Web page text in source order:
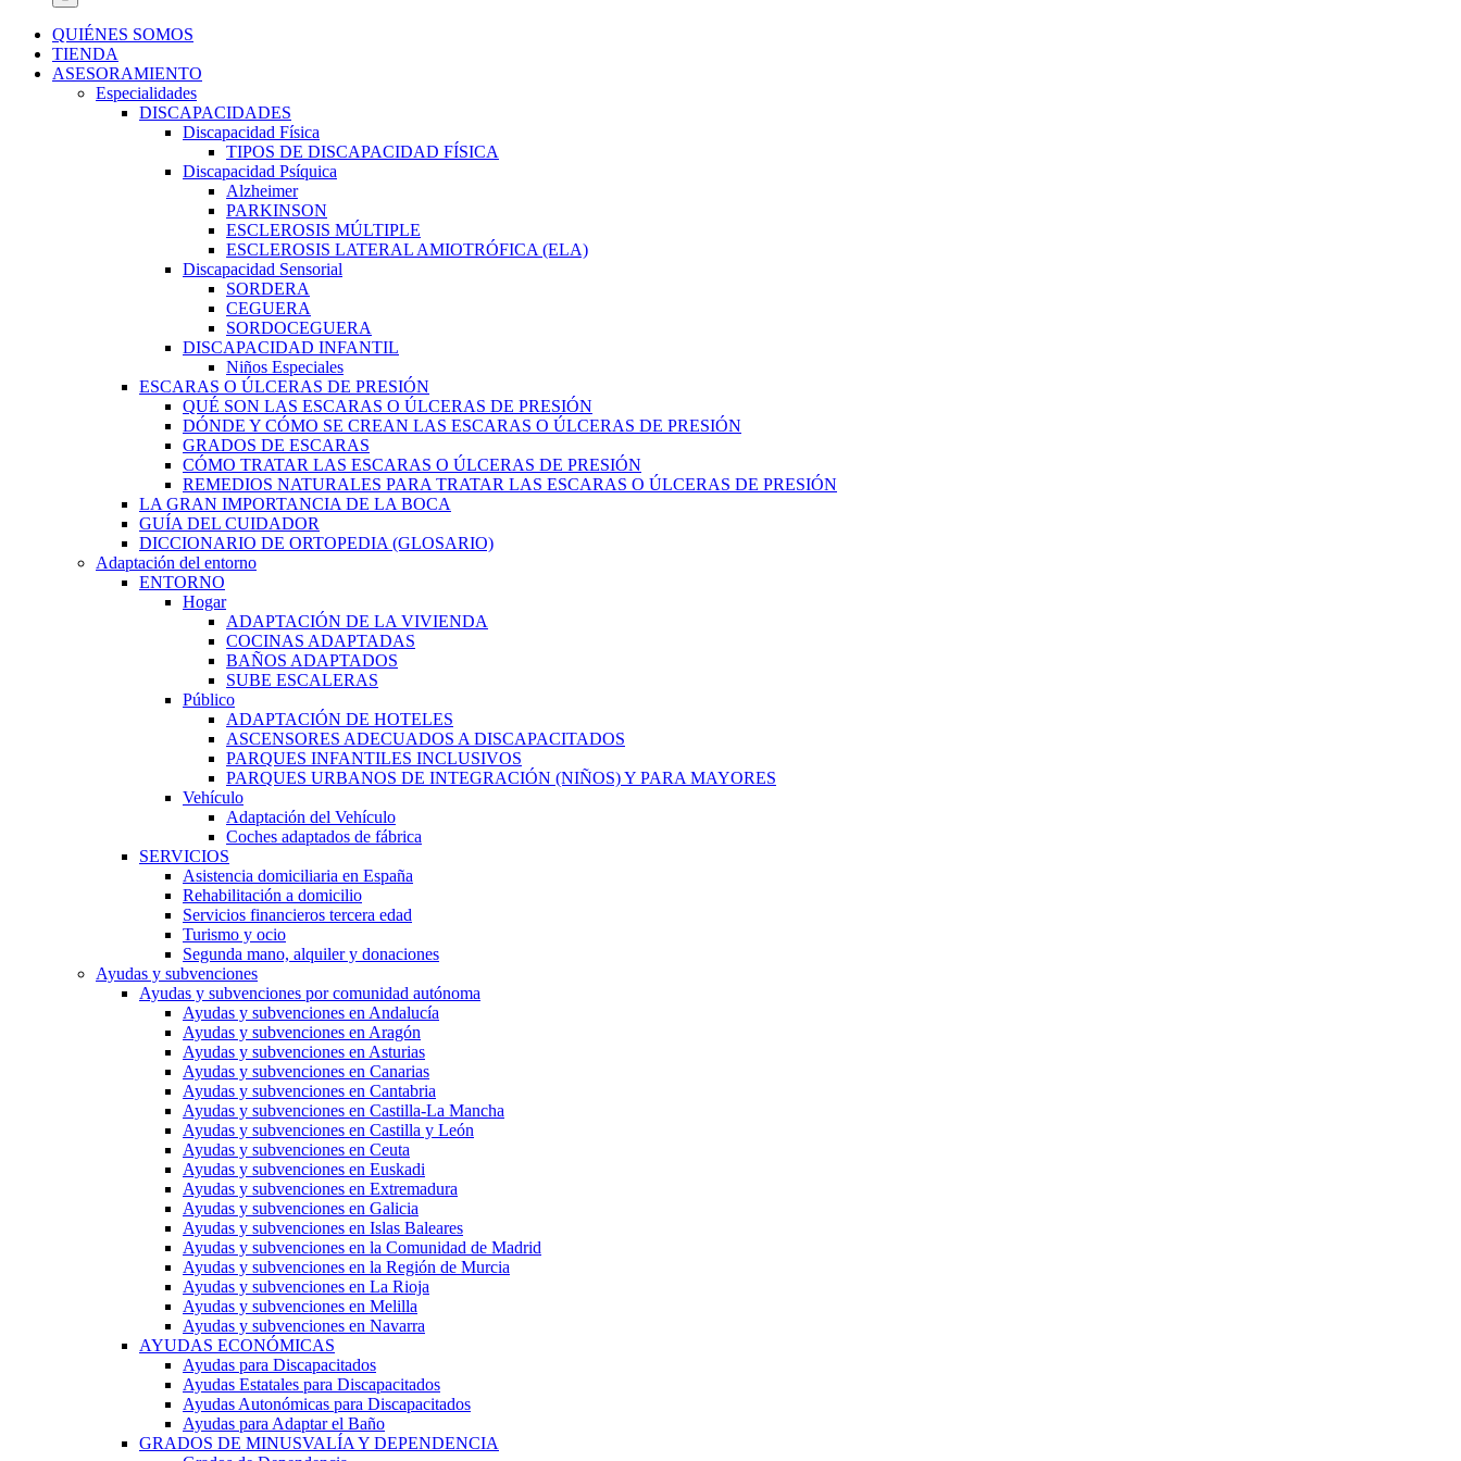
QUIÉNES SOMOS
TIENDA
ASESORAMIENTO
Especialidades
DISCAPACIDADES
Discapacidad Física
TIPOS DE DISCAPACIDAD FÍSICA
Discapacidad Psíquica
Alzheimer
PARKINSON
ESCLEROSIS MÚLTIPLE
ESCLEROSIS LATERAL AMIOTRÓFICA (ELA)
Discapacidad Sensorial
SORDERA
CEGUERA
SORDOCEGUERA
DISCAPACIDAD INFANTIL
Niños Especiales
ESCARAS O ÚLCERAS DE PRESIÓN
QUÉ SON LAS ESCARAS O ÚLCERAS DE PRESIÓN
DÓNDE Y CÓMO SE CREAN LAS ESCARAS O ÚLCERAS DE PRESIÓN
GRADOS DE ESCARAS
CÓMO TRATAR LAS ESCARAS O ÚLCERAS DE PRESIÓN
REMEDIOS NATURALES PARA TRATAR LAS ESCARAS O ÚLCERAS DE PRESIÓN
LA GRAN IMPORTANCIA DE LA BOCA
GUÍA DEL CUIDADOR
DICCIONARIO DE ORTOPEDIA (GLOSARIO)
Adaptación del entorno
ENTORNO
Hogar
ADAPTACIÓN DE LA VIVIENDA
COCINAS ADAPTADAS
BAÑOS ADAPTADOS
SUBE ESCALERAS
Público
ADAPTACIÓN DE HOTELES
ASCENSORES ADECUADOS A DISCAPACITADOS
PARQUES INFANTILES INCLUSIVOS
PARQUES URBANOS DE INTEGRACIÓN (NIÑOS) Y PARA MAYORES
Vehículo
Adaptación del Vehículo
Coches adaptados de fábrica
SERVICIOS
Asistencia domiciliaria en España
Rehabilitación a domicilio
Servicios financieros tercera edad
Turismo y ocio
Segunda mano, alquiler y donaciones
Ayudas y subvenciones
Ayudas y subvenciones por comunidad autónoma
Ayudas y subvenciones en Andalucía
Ayudas y subvenciones en Aragón
Ayudas y subvenciones en Asturias
Ayudas y subvenciones en Canarias
Ayudas y subvenciones en Cantabria
Ayudas y subvenciones en Castilla-La Mancha
Ayudas y subvenciones en Castilla y León
Ayudas y subvenciones en Ceuta
Ayudas y subvenciones en Euskadi
Ayudas y subvenciones en Extremadura
Ayudas y subvenciones en Galicia
Ayudas y subvenciones en Islas Baleares
Ayudas y subvenciones en la Comunidad de Madrid
Ayudas y subvenciones en la Región de Murcia
Ayudas y subvenciones en La Rioja
Ayudas y subvenciones en Melilla
Ayudas y subvenciones en Navarra
AYUDAS ECONÓMICAS
Ayudas para Discapacitados
Ayudas Estatales para Discapacitados
Ayudas Autonómicas para Discapacitados
Ayudas para Adaptar el Baño
GRADOS DE MINUSVALÍA Y DEPENDENCIA